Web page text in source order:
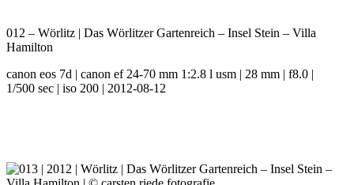
012 – Wörlitz | Das Wörlitzer Gartenreich – Insel Stein – Villa
Hamilton
canon eos 7d | canon ef 24-70 mm 1:2.8 l usm | 28 mm | f8.0 |
1/500 sec | iso 200 | 2012-08-12